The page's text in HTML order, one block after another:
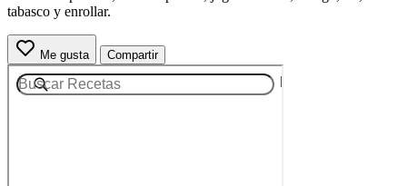
tabasco y enrollar.
Me gusta Compartir